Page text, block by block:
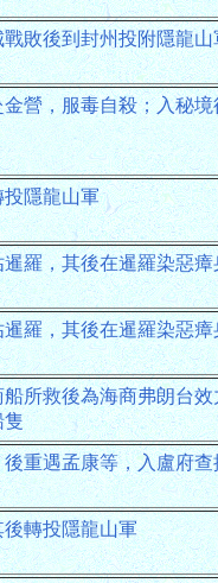
敗後到封州投附隱龍山
營，服毒自殺；入秘
隱龍山軍
羅，其後在暹羅染惡
羅，其後在暹羅染惡
所救後為海商弗朗台
隻
重遇孟康等，入盧府
轉投隱龍山軍